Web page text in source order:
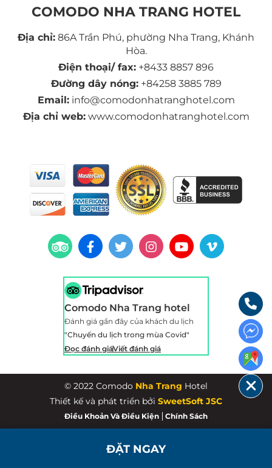
trưa và tối.
COMODO NHA TRANG HOTEL
Địa chỉ: 86A Trần Phú, phường Nha Trang, Khánh
Hòa.
Điện thoại/ fax: +8433 8857 896
Đường dây nóng: +84258 3885 789
Email: info@comodonhatranghotel.com
Địa chỉ web: www.comodonhatranghotel.com
Comodo Nha Trang hotel
Đánh giá gần đây của khách du lịch
"Chuyến du lịch trong mùa Covid"
Đọc đánh giáViết đánh giá
© 2022 Comodo Nha Trang Hotel
Thiết kế và phát triển bởi SweetSoft JSC
Điều Khoản Và Điều Kiện Chính Sách
ĐẶT NGAY